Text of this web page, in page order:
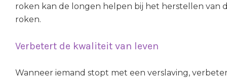
roken kan de longen helpen bij het herstellen van
roken.
Verbetert de kwaliteit van leven
Wanneer iemand stopt met een verslaving,